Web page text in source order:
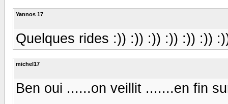
Yannos 17
Quelques rides :)) :)) :)) :)) :)) :))
michel17
Ben oui ......on veillit .......en fin